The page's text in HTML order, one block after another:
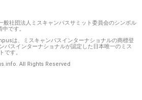
般社団法人ミスキャンパスサミット委員会のシンボル
です。
は、ミスキャンパスインターナショナルの商標登
パスインターナショナルが認定した日本唯一のミス
です。
All Rights Reserved